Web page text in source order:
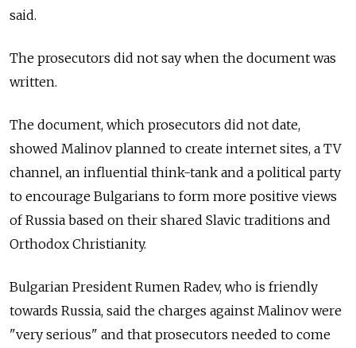
said.
The prosecutors did not say when the document was
written.
The document, which prosecutors did not date,
showed Malinov planned to create internet sites, a TV
channel, an influential think-tank and a political party
to encourage Bulgarians to form more positive views
of Russia based on their shared Slavic traditions and
Orthodox Christianity.
Bulgarian President Rumen Radev, who is friendly
towards Russia, said the charges against Malinov were
"very serious" and that prosecutors needed to come